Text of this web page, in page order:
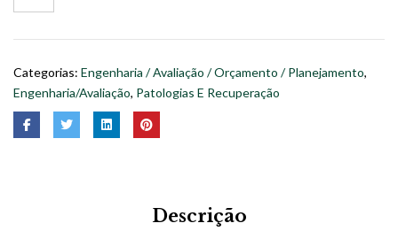
Categorias: Engenharia / Avaliação / Orçamento / Planejamento,
Engenharia/Avaliação, Patologias E Recuperação
Descrição